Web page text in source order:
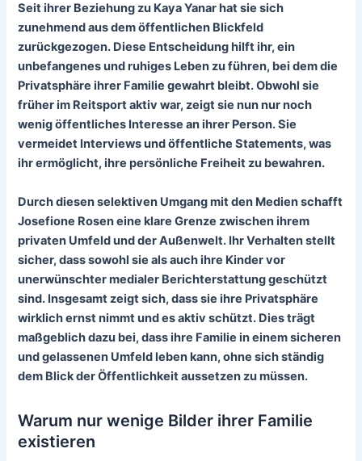
Seit ihrer Beziehung zu Kaya Yanar hat sie sich
zunehmend aus dem öffentlichen Blickfeld
zurückgezogen. Diese Entscheidung hilft ihr, ein
unbefangenes und ruhiges Lebenzu führen, bei dem die
Privatsphäre ihrer Familie gewahrt bleibt. Obwohl sie
früher im Reitsport aktiv war, zeigt sie nun nur noch
wenig öffentliches Interesse an ihrer Person. Sie
vermeidet Interviews und öffentliche Statements, was
ihr ermöglicht, ihre persönliche Freiheit zu bewahren.
Durch diesenselektiven Umgangmit den Medien schafft
Josefione Rosen eine klare Grenze zwischen ihrem
privaten Umfeld und der Außenwelt. Ihr Verhalten stellt
sicher, dass sowohl sie als auch ihre Kinder vor
unerwünschter medialer Berichterstattung geschützt
sind. Insgesamt zeigt sich, dass sie ihre Privatsphäre
wirklich ernst nimmt und es aktiv schützt. Dies trägt
maßgeblich dazu bei, dass ihre Familie in einem sicheren
und gelassenen Umfeld leben kann, ohne sich ständig
dem Blick der Öffentlichkeit aussetzen zu müssen.
Warum nur wenige Bilder ihrer Familie
existieren